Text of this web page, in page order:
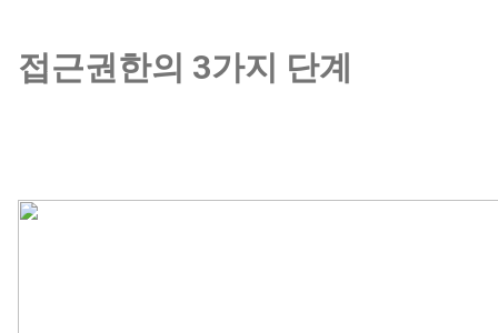
접근권한의 3가지 단계